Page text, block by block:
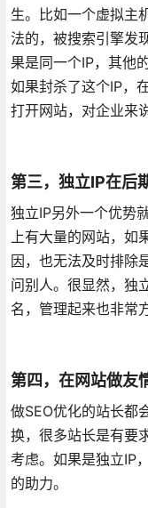
生。比如一个虚拟主
法的，被搜索引擎发
果是同一个IP，其他
如果封杀了这个IP，
打开网站，对企业来
第三，独立IP在后
独立IP另外一个优势
上有大量的网站，如
因，也无法及时排除
问别人。很显然，独
名，管理起来也非常
第四，在网站做友
做SEO优化的站长都
换，很多站长是有要
考虑。如果是独立IP
的助力。